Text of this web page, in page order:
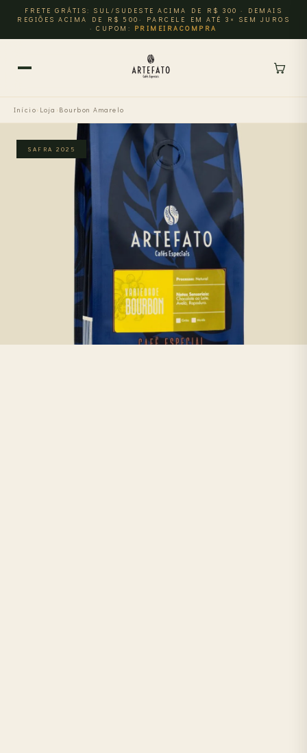
FRETE GRÁTIS: SUL/SUDESTE ACIMA DE R$ 300 · DEMAIS
REGIÕES ACIMA DE R$ 500· PARCELE EM ATÉ 3× SEM JUROS
· CUPOM: PRIMEIRACOMPRA
Início› Loja ›Bourbon Amarelo
SAFRA 2025